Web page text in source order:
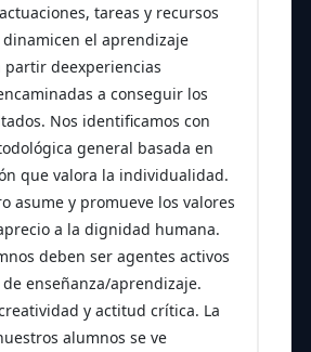
tareas y recursos
el aprendizaje
partir deexperiencias
a conseguir los
Nos identificamos con
general basada en
que valora la individualidad.
asume y promueve los valores
a la dignidad humana.
deben ser agentes activos
enseñanza/aprendizaje.
y actitud crítica. La
alumnos se ve